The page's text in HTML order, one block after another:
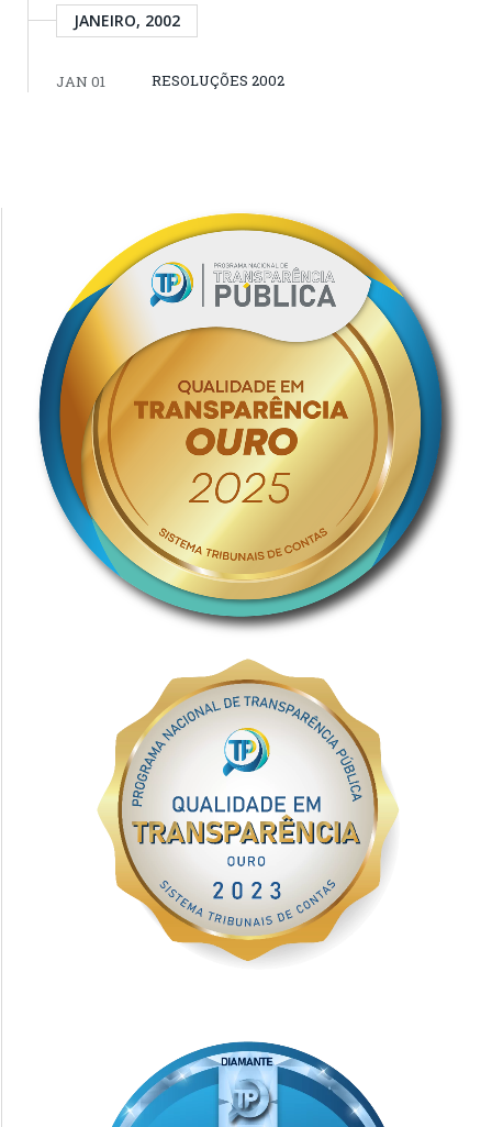
JANEIRO, 2002
JAN 01 RESOLUÇÕES 2002